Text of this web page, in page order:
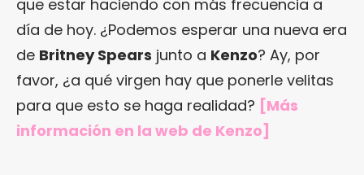
que estar haciendo con más frecuencia a
día de hoy. ¿Podemos esperar una nueva era
de Britney Spears junto a Kenzo? Ay, por
favor, ¿a qué virgen hay que ponerle velitas
para que esto se haga realidad? [Más
información en la web de Kenzo]